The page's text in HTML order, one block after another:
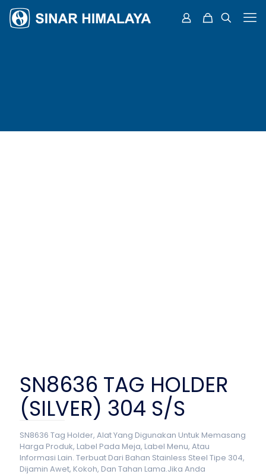
SN8636 TAG HOLDER
(SILVER) 304 S/S
SN8636 Tag Holder, Alat Yang Digunakan Untuk Memasang
Harga Produk, Label Pada Meja, Label Menu, Atau
Informasi Lain. Terbuat Dari Bahan Stainless Steel Tipe 304,
Dijamin Awet, Kokoh, Dan Tahan Lama.Jika Anda